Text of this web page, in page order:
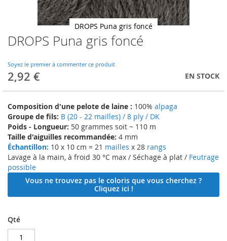
DROPS Puna gris foncé
Soyez le premier à commenter ce produit
2,92 € EN STOCK
Composition d'une pelote de laine : 100% alpaga
Groupe de fils: B (20 - 22 mailles) / 8 ply / DK
Poids - Longueur: 50 grammes soit ~ 110 m
Taille d'aiguilles recommandée: 4 mm
Échantillon: 10 x 10 cm = 21 mailles x 28 rangs
Lavage à la main, à froid 30 °C max / Séchage à plat / Feutrage
possible
Vous ne trouvez pas le coloris que vous cherchez ?
Cliquez ici !
Qté
DROPS Puna gris foncé
Skip
to
beginning
of
the
gallery